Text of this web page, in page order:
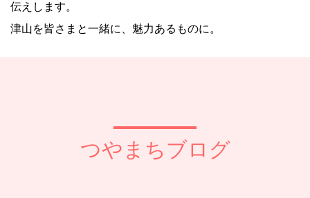
伝えします。
津山を皆さまと一緒に、魅力あるものに。
つやまちブログ